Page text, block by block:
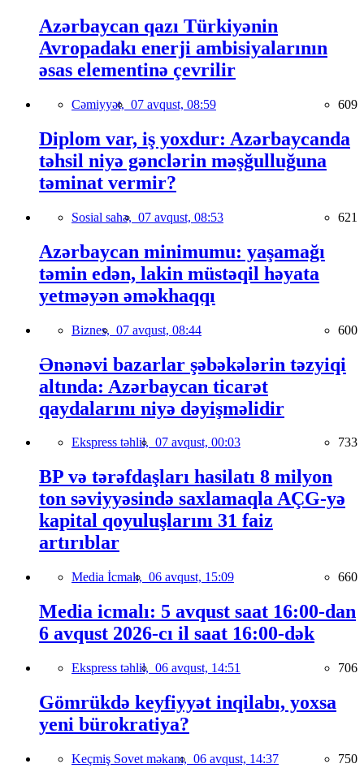
Azərbaycan qazı Türkiyənin
Avropadakı enerji ambisiyalarının
əsas elementinə çevrilir
Cəmiyyət, 07 avqust, 08:59 609
Diplom var, iş yoxdur: Azərbaycanda
təhsil niyə gənclərin məşğulluğuna
təminat vermir?
Sosial sahə, 07 avqust, 08:53 621
Azərbaycan minimumu: yaşamağı
təmin edən, lakin müstəqil həyata
yetməyən əməkhaqqı
Biznes, 07 avqust, 08:44 600
Ənənəvi bazarlar şəbəkələrin təzyiqi
altında: Azərbaycan ticarət
qaydalarını niyə dəyişməlidir
Ekspress təhlil, 07 avqust, 00:03 733
BP və tərəfdaşları hasilatı 8 milyon
ton səviyyəsində saxlamaqla AÇG-yə
kapital qoyuluşlarını 31 faiz
artırıblar
Media İcmalı, 06 avqust, 15:09 660
Media icmalı: 5 avqust saat 16:00-dan
6 avqust 2026-cı il saat 16:00-dək
Ekspress təhlil, 06 avqust, 14:51 706
Gömrükdə keyfiyyət inqilabı, yoxsa
yeni bürokratiya?
Keçmiş Sovet məkanı, 06 avqust, 14:37 750